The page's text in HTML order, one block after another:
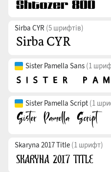
Sirba CYR (5 шрифтів)
Sister Pamella Sans (1
Sister Pamella Script (1
Skaryna 2017 Title (1 шрифт)